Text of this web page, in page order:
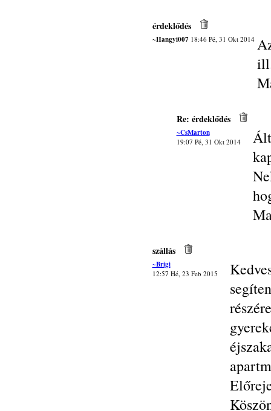
érdeklődés
~Hangyi007 18:46 Pé, 31 Okt 2014
Re: érdeklődés
~CsMarton
19:07 Pé, 31 Okt 2014
szállás
~Brigi
12:57 Hé, 23 Feb 2015